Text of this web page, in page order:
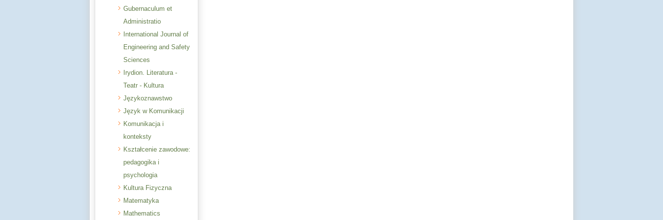
Gubernaculum et
Administratio
International Journal of
Engineering and Safety
Sciences
Irydion. Literatura -
Teatr - Kultura
Językoznawstwo
Język w Komunikacji
Komunikacja i
konteksty
Kształcenie zawodowe:
pedagogika i
psychologia
Kultura Fizyczna
Matematyka
Mathematics